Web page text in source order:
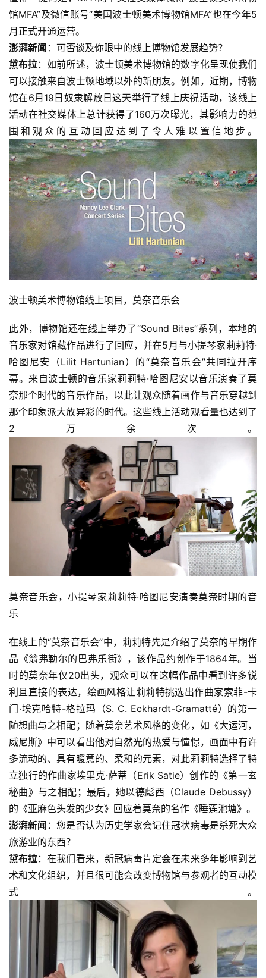
馆MFA”及微信账号“美国波士顿美术博物馆MFA”也在今年5
月正式开通运营。
澎湃新闻 ：可否谈及你眼中的线上博物馆发展趋势？
黛布拉：如前所述，波士顿美术博物馆的数字化呈现使我们
可以接触来自波士顿地域以外的新朋友。例如，近期，博物
馆在6月19日奴隶解放日这天举行了线上庆祝活动，该线上
活动在社交媒体上总计获得了160万次曝光，其影响力的范
围和观众的互动回应达到了令人难以置信地步。
波士顿美术博物馆线上项目，莫奈音乐会
此外，博物馆还在线上举办了“Sound Bites”系列，本地的
音乐家对馆藏作品进行了回应，并在5月与小提琴家莉莉特·
哈图尼安（Lilit Hartunian）的“莫奈音乐会”共同拉开序
幕。来自波士顿的音乐家莉莉特·哈图尼安以音乐演奏了莫
奈那个时代的音乐作品，以此让观众随着画作与音乐穿越到
那个印象派大放异彩的时代。这些线上活动观看量也达到了
2万余次。
莫奈音乐会，小提琴家莉莉特·哈图尼安演奏莫奈时期的音
乐
在线上的“莫奈音乐会”中，莉莉特先是介绍了莫奈的早期作
品《翁弗勒尔的巴弗乐街》，该作品约创作于1864年。当
时的莫奈年仅20出头，观众可以在这幅作品中看到许多锐
利且直接的表达，绘画风格让莉莉特挑选出作曲家索菲-卡
门·埃克哈特-格拉玛（S. C. Eckhardt-Gramatté）的第一
随想曲与之相配；随着莫奈艺术风格的变化，如《大运河，
威尼斯》中可以看出他对自然光的热爱与憧憬，画面中有许
多流动的、具有暖意的、柔和的元素，对此莉莉特选择了特
立独行的作曲家埃里克·萨蒂（Erik Satie）创作的《第一玄
秘曲》与之相配；最后，她以德彪西（Claude Debussy）
的《亚麻色头发的少女》回应着莫奈的名作《睡莲池塘》。
澎湃新闻 ：您是否认为历史学家会记住冠状病毒是杀死大众
旅游业的东西？
黛布拉：在我们看来，新冠病毒肯定会在未来多年影响到艺
术和文化组织，并且很可能会改变博物馆与参观者的互动模
式。